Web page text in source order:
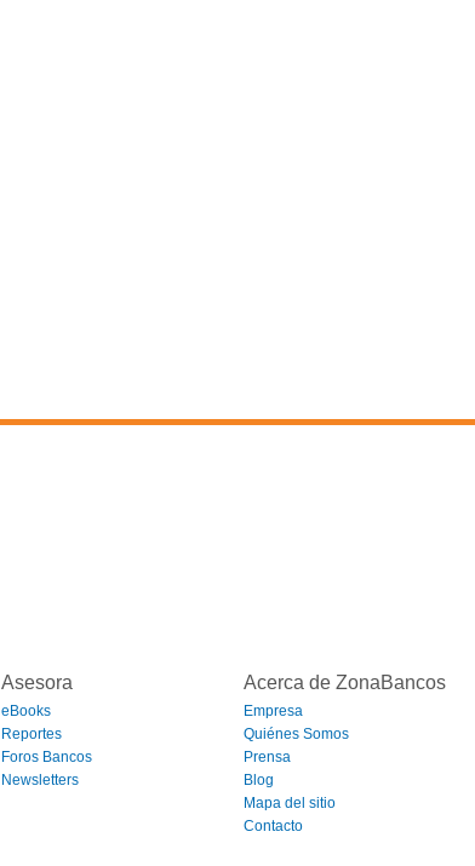
Asesora
eBooks
Reportes
Foros Bancos
Newsletters
Acerca de ZonaBancos
Empresa
Quiénes Somos
Prensa
Blog
Mapa del sitio
Contacto